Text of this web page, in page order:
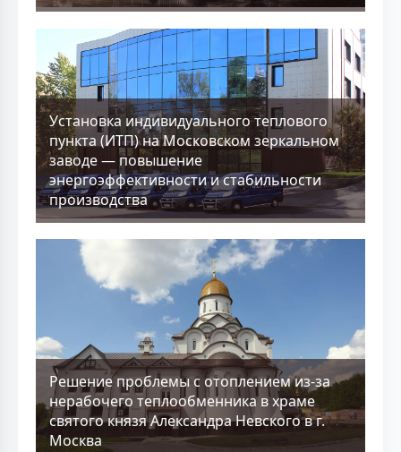
Установка индивидуального теплового
пункта (ИТП) на Московском зеркальном
заводе — повышение
энергоэффективности и стабильности
производства
Решение проблемы с отоплением из-за
нерабочего теплообменника в храме
святого князя Александра Невского в г.
Москва